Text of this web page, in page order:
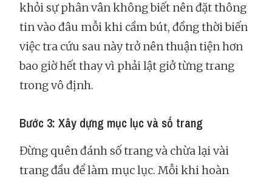
khỏi sự phân vân không biết nên đặt thông
tin vào đâu mỗi khi cầm bút, đồng thời biến
việc tra cứu sau này trở nên thuận tiện hơn
bao giờ hết thay vì phải lật giở từng trang
trong vô định.
Bước 3: Xây dựng mục lục và số trang
Đừng quên đánh số trang và chừa lại vài
trang đầu để làm mục lục. Mỗi khi hoàn